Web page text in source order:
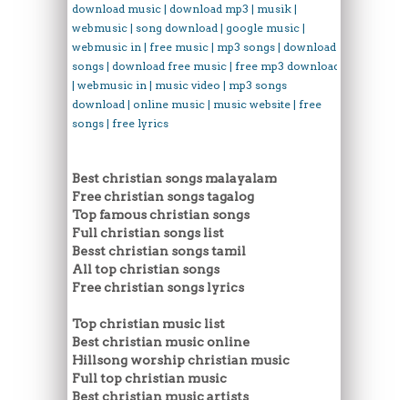
download music | download mp3 | musik |
webmusic | song download | google music |
webmusic in | free music | mp3 songs | download
songs | download free music | free mp3 download
| webmusic in | music video | mp3 songs
download | online music | music website | free
songs | free lyrics
Best christian songs malayalam
Free christian songs tagalog
Top famous christian songs
Full christian songs list
Besst christian songs tamil
All top christian songs
Free christian songs lyrics
Top christian music list
Best christian music online
Hillsong worship christian music
Full top christian music
Best christian music artists